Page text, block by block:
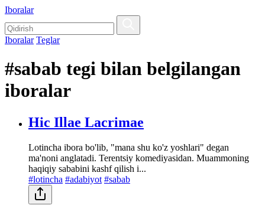
Iboralar
Iboralar Teglar
#sabab tegi bilan belgilangan
iboralar
Hic Illae Lacrimae
Lotincha ibora bo'lib, "mana shu ko'z yoshlari" degan
ma'noni anglatadi. Terentsiy komediyasidan. Muammoning
haqiqiy sababini kashf qilish i...
#lotincha #adabiyot #sabab